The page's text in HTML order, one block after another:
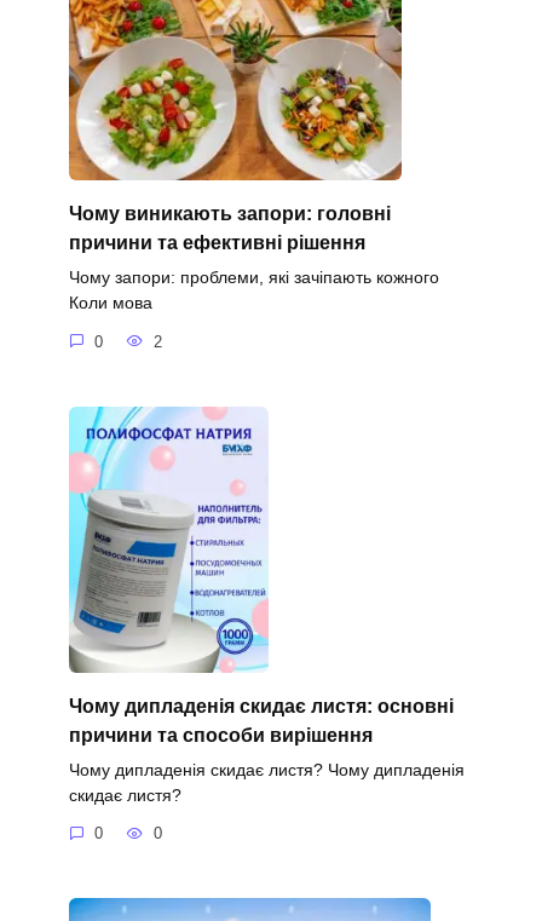
Чому виникають запори: головні
причини та ефективні рішення
Чому запори: проблеми, які зачіпають кожного
Коли мова
0 2
Чому дипладенія скидає листя: основні
причини та способи вирішення
Чому дипладенія скидає листя? Чому дипладенія
скидає листя?
0 0